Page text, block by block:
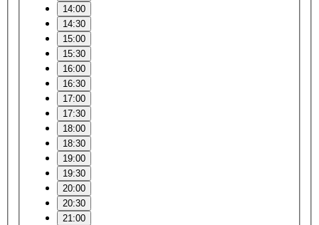
14:00
14:30
15:00
15:30
16:00
16:30
17:00
17:30
18:00
18:30
19:00
19:30
20:00
20:30
21:00